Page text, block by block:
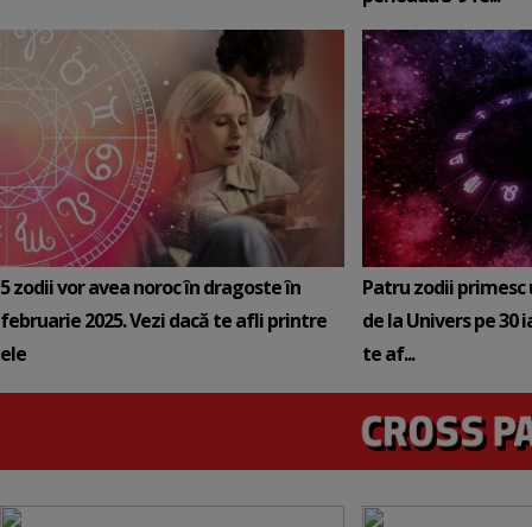
5 zodii vor avea noroc în dragoste în
februarie 2025. Vezi dacă te afli printre
ele
Patru zodii primesc
de la Univers pe 30
te af...